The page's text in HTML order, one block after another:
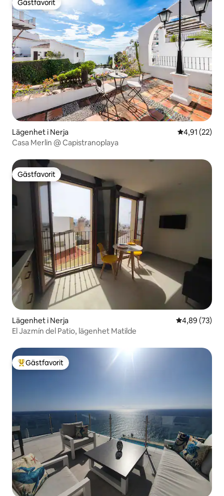
Gästfavorit
Gästfavorit
Lägenhet i Nerja 4,91 av 5 i
4,91 (22)
Casa Merlin @ Capistranoplaya
Gästfavorit
Gästfavorit
Lägenhet i Nerja 4,89 av 5 i
4,89 (73)
El Jazmín del Patio, lägenhet Matilde
Populär gästfavorit
Gästfavorit